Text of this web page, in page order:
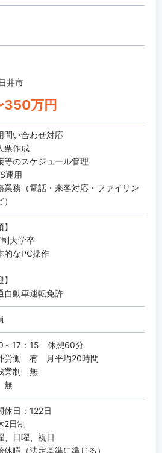
井市
350万円
問い合わせ対応
票作成
等のスケジュール管理
運用
業務（電話・来客対応・ファイリン
制大学卒
的なPC操作
自動車運転免許
～17：15 休憩60分
労働 有 月平均20時間
業制 無
無
休日：122日
2日制
、日曜、祝日
休暇（法定基準に準じる）